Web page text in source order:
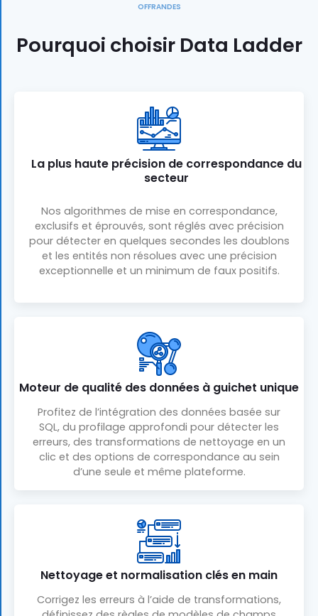
OFFRANDES
Pourquoi choisir Data Ladder
La plus haute précision de correspondance du
secteur
Nos algorithmes de mise en correspondance,
exclusifs et éprouvés, sont réglés avec précision
pour détecter en quelques secondes les doublons
et les entités non résolues avec une précision
exceptionnelle et un minimum de faux positifs.
Moteur de qualité des données à guichet unique
Profitez de l’intégration des données basée sur
SQL, du profilage approfondi pour détecter les
erreurs, des transformations de nettoyage en un
clic et des options de correspondance au sein
d’une seule et même plateforme.
Nettoyage et normalisation clés en main
Corrigez les erreurs à l’aide de transformations,